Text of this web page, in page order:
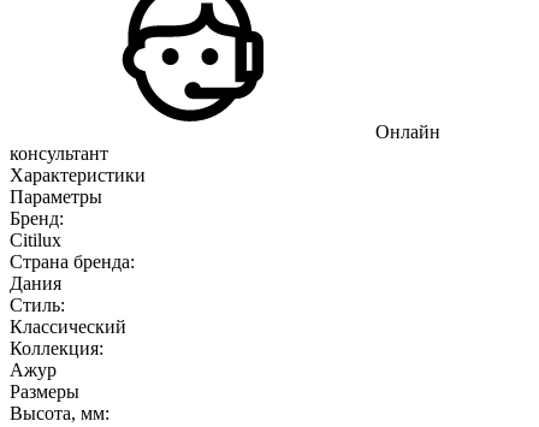
Онлайн
консультант
Характеристики
Параметры
Бренд:
Citilux
Страна бренда:
Дания
Стиль:
Классический
Коллекция:
Ажур
Размеры
Высота, мм: